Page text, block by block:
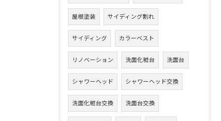
屋根塗装 サイディング割れ
サイディング カラーベスト
リノベーション 洗面化粧台 洗面台
シャワーヘッド シャワーヘッド交換
洗面化粧台交換 洗面台交換